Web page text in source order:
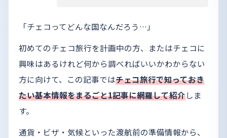
「チェコってどんな国なんだろう…」
初めてのチェコ旅行を計画中の方、またはチェコに
興味はあるけれど何から調べればいいかわからない
方に向けて、この記事ではチェコ旅行で知っておき
たい基本情報をまるごと1記事に網羅して紹介しま
す。
通貨・ビザ・気候といった渡航前の準備情報から、